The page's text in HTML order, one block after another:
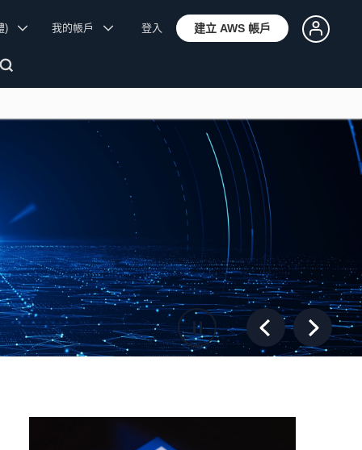
) 我的帳戶 登入 建立 AWS 帳戶
Pause slide rotationPrevious Slide
Next